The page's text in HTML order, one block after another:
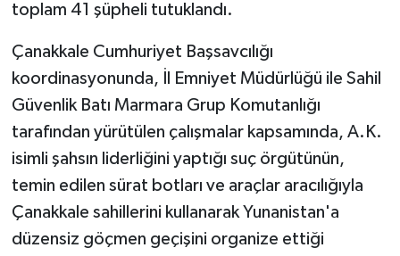
toplam 41 şüpheli tutuklandı.
Çanakkale Cumhuriyet Başsavcılığı
koordinasyonunda, İl Emniyet Müdürlüğü ile Sahil
Güvenlik Batı Marmara Grup Komutanlığı
tarafından yürütülen çalışmalar kapsamında, A.K.
isimli şahsın liderliğini yaptığı suç örgütünün,
temin edilen sürat botları ve araçlar aracılığıyla
Çanakkale sahillerini kullanarak Yunanistan'a
düzensiz göçmen geçişini organize ettiği